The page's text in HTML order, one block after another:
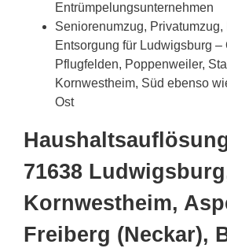
Entrümpelungsunternehmen
Seniorenumzug,
Entsorgung für Ludwigsburg –
Pflugfelden, Poppenweiler,
Kornwestheim, Süd ebenso
Ost
71638
Kornwestheim,
Freiberg (Neckar),